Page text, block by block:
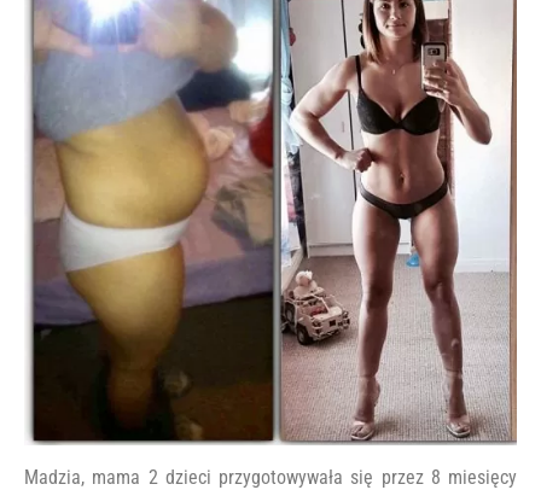
Madzia, mama 2 dzieci przygotowywała się przez 8 miesięcy